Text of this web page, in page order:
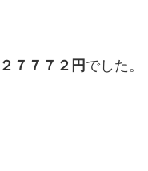
２７７７２円 でした。